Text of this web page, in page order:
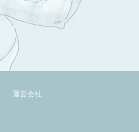
運営会社